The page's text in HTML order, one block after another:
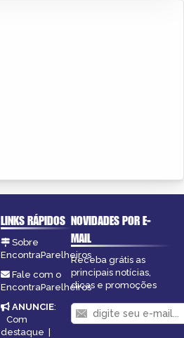
LINKS RÁPIDOS
Sobre
EncontraParelheiros
Fale com o
EncontraParelheiros
ANUNCIE:
Com
destaque |
NOVIDADES POR E-
MAIL
Receba grátis as
principais notícias,
dicas e promoções